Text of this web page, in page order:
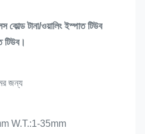
কোল্ড টানা/ওয়ালিং ইস্পাত টিউব
টিউব।
জন্য
W.T.:1-35mm